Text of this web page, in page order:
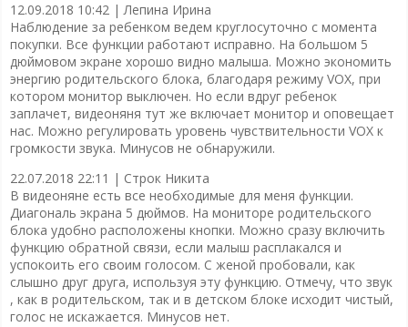
12.09.2018 10:42 |Лепина Ирина
Наблюдение за ребенком ведем круглосуточно с момента
покупки. Все функции работают исправно. На большом 5
дюймовом экране хорошо видно малыша. Можно экономить
энергию родительского блока, благодаря режиму VOX, при
котором монитор выключен. Но если вдруг ребенок
заплачет, видеоняня тут же включает монитор и оповещает
нас. Можно регулировать уровень чувствительности VOX к
громкости звука. Минусов не обнаружили.
22.07.2018 22:11 | Строк Никита
В видеоняне есть все необходимые для меня функции.
Диагональ экрана 5 дюймов. На мониторе родительского
блока удобно расположены кнопки. Можно сразу включить
функцию обратной связи, если малыш расплакался и
успокоить его своим голосом. С женой пробовали, как
слышно друг друга, используя эту функцию. Отмечу, что звук
, как в родительском, так и в детском блоке исходит чистый,
голос не искажается. Минусов нет.